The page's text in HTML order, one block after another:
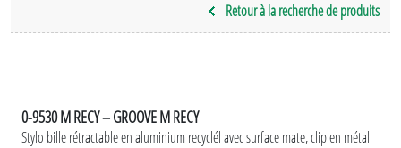
Retour à la recherche de produits
0-9530 M RECY – GROOVE M RECY
Stylo bille rétractable en aluminium recyclél avec surface mate, clip en métal